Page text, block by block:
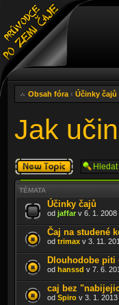
Obsah fóra ‹ Účinky čajů
Jak
Odeslat nové
téma
TÉMATA
Účinky čajů
od jaffar v 6. 1. 2008
Čaj na studené
od trimax v 3. 11.
Dlouhodobe piti
od hanssd v 7. 6.
caj bez
od Spiro v 3. 1. 2013